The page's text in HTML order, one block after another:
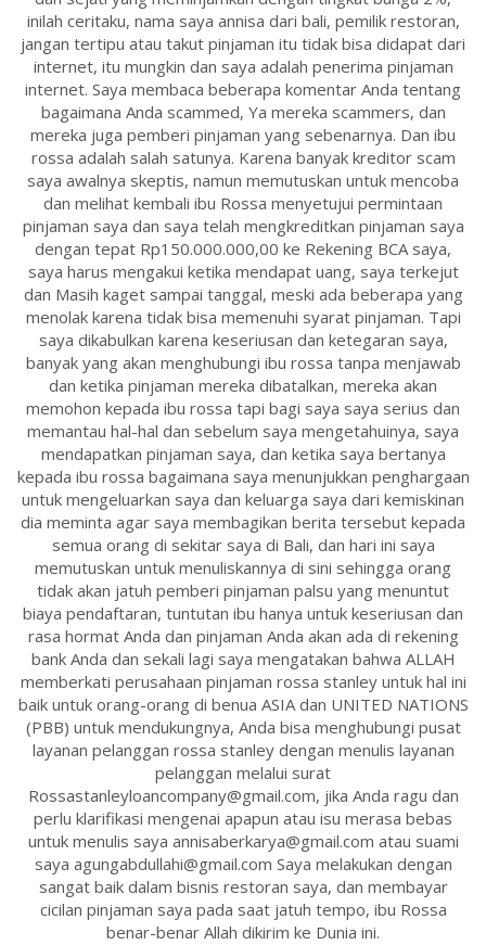
inilah ceritaku, nama saya annisa dari bali, pemilik restoran,
jangan tertipu atau takut pinjaman itu tidak bisa didapat dari
internet, itu mungkin dan saya adalah penerima pinjaman
internet. Saya membaca beberapa komentar Anda tentang
bagaimana Anda scammed, Ya mereka scammers, dan
mereka juga pemberi pinjaman yang sebenarnya. Dan ibu
rossa adalah salah satunya. Karena banyak kreditor scam
saya awalnya skeptis, namun memutuskan untuk mencoba
dan melihat kembali ibu Rossa menyetujui permintaan
pinjaman saya dan saya telah mengkreditkan pinjaman saya
dengan tepat Rp150.000.000,00 ke Rekening BCA saya,
saya harus mengakui ketika mendapat uang, saya terkejut
dan Masih kaget sampai tanggal, meski ada beberapa yang
menolak karena tidak bisa memenuhi syarat pinjaman. Tapi
saya dikabulkan karena keseriusan dan ketegaran saya,
banyak yang akan menghubungi ibu rossa tanpa menjawab
dan ketika pinjaman mereka dibatalkan, mereka akan
memohon kepada ibu rossa tapi bagi saya saya serius dan
memantau hal-hal dan sebelum saya mengetahuinya, saya
mendapatkan pinjaman saya, dan ketika saya bertanya
kepada ibu rossa bagaimana saya menunjukkan penghargaan
untuk mengeluarkan saya dan keluarga saya dari kemiskinan
dia meminta agar saya membagikan berita tersebut kepada
semua orang di sekitar saya di Bali, dan hari ini saya
memutuskan untuk menuliskannya di sini sehingga orang
tidak akan jatuh pemberi pinjaman palsu yang menuntut
biaya pendaftaran, tuntutan ibu hanya untuk keseriusan dan
rasa hormat Anda dan pinjaman Anda akan ada di rekening
bank Anda dan sekali lagi saya mengatakan bahwa ALLAH
memberkati perusahaan pinjaman rossa stanley untuk hal ini
baik untuk orang-orang di benua ASIA dan UNITED NATIONS
(PBB) untuk mendukungnya, Anda bisa menghubungi pusat
layanan pelanggan rossa stanley dengan menulis layanan
pelanggan melalui surat
Rossastanleyloancompany@gmail.com, jika Anda ragu dan
perlu klarifikasi mengenai apapun atau isu merasa bebas
untuk menulis saya annisaberkarya@gmail.com atau suami
saya agungabdullahi@gmail.com Saya melakukan dengan
sangat baik dalam bisnis restoran saya, dan membayar
cicilan pinjaman saya pada saat jatuh tempo, ibu Rossa
benar-benar Allah dikirim ke Dunia ini.